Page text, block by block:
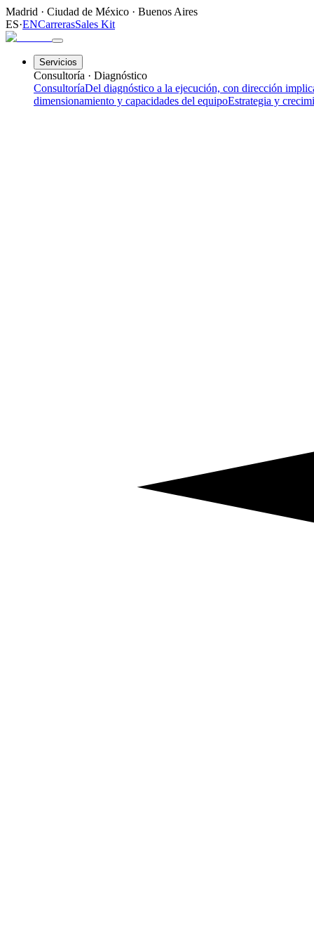
Madrid · Ciudad de México · Buenos Aires
ES·ENCarrerasSales Kit
Servicios
Consultoría · Diagnóstico
ConsultoríaDel diagnóstico a la ejecución, con dirección
dimensionamiento y capacidades del equipoEstrategia y